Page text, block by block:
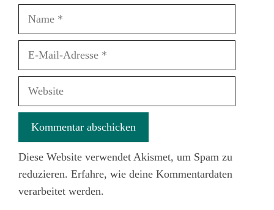
Diese Website verwendet Akismet, um Spam zu
reduzieren. Erfahre, wie deine Kommentardaten
verarbeitet werden.